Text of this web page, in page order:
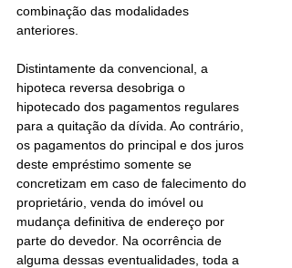
combinação das modalidades
anteriores.
Distintamente da convencional, a
hipoteca reversa desobriga o
hipotecado dos pagamentos regulares
para a quitação da dívida. Ao contrário,
os pagamentos do principal e dos juros
deste empréstimo somente se
concretizam em caso de falecimento do
proprietário, venda do imóvel ou
mudança definitiva de endereço por
parte do devedor. Na ocorrência de
alguma dessas eventualidades, toda a